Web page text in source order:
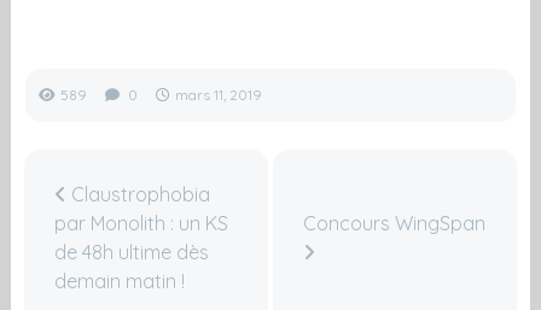
589 0 mars 11, 2019
Claustrophobia
par Monolith : un KS
de 48h ultime dès
demain matin !
Concours WingSpan